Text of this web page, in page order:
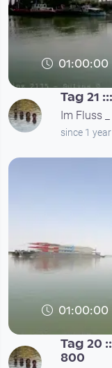
01:00:00
Tag 21
Im Fluss
since 1
01:00:00
Tag 20
800